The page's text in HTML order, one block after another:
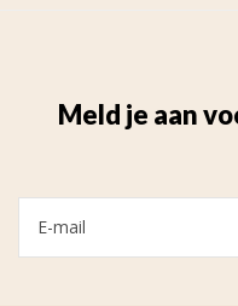
Meld je aan